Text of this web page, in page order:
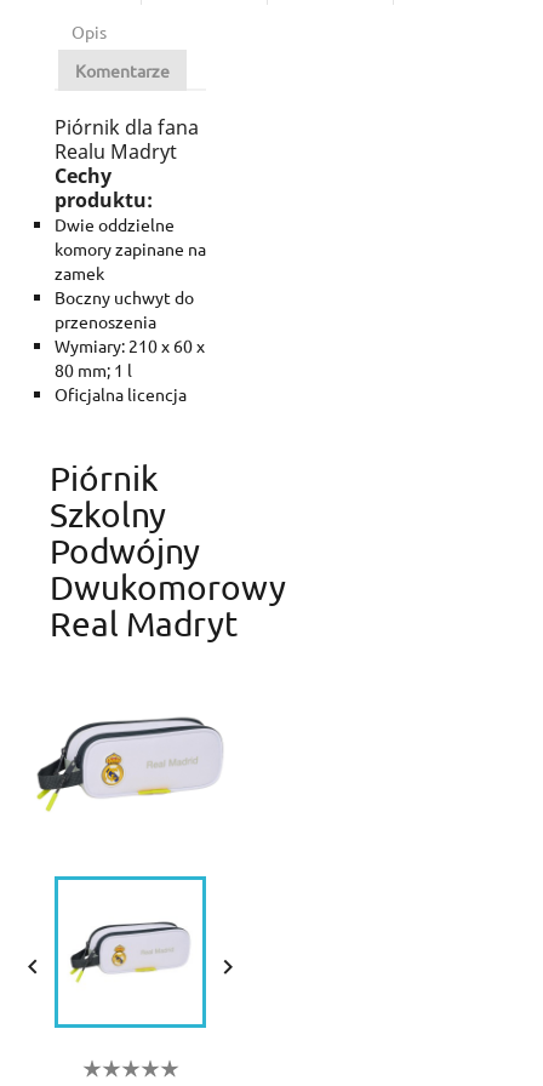
Opis
Komentarze
Piórnik dla fana
Realu Madryt
Cechy
produktu:
Dwie oddzielne
komory zapinane na
zamek
Boczny uchwyt do
przenoszenia
Wymiary: 210 x 60 x
80 mm; 1 l
Oficjalna licencja
Piórnik
Szkolny
Podwójny
Dwukomorowy
Real Madryt
 